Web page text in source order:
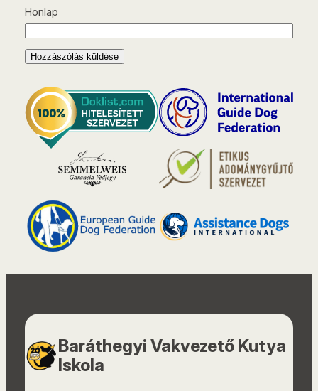
Honlap
Baráthegyi Vakvezető Kutya
Iskola